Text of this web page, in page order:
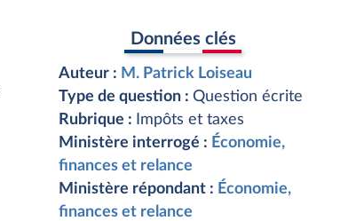
Données clés
Auteur : M. Patrick Loiseau
Type de question : Question écrite
Rubrique :
Impôts et taxes
Ministère interrogé : Économie,
finances et relance
Ministère répondant : Économie,
finances et relance